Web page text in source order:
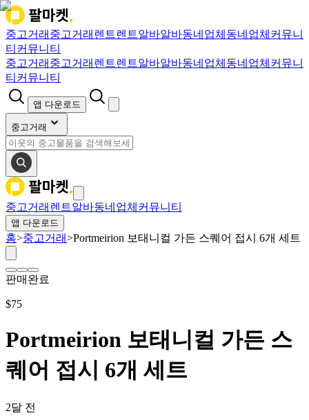
중고거래 중고거래 렌트렌트알바알바동네업체 동네업체 커뮤니
티 커뮤니티
중고거래 중고거래 렌트렌트알바알바동네업체 동네업체 커뮤니
티 커뮤니티
앱 다운로드
중고거래
중고거래 렌트알바동네업체 커뮤니티
앱 다운로드
홈>중고거래>Portmeirion 보태니컬 가든 스퀘어 접시 6개 세트
판매완료
$75
Portmeirion 보태니컬 가든 스
퀘어 접시 6개 세트
2달 전